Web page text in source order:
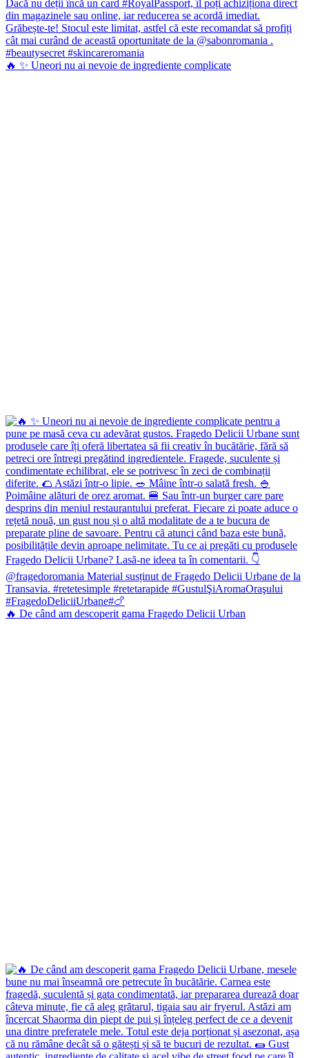
🔥 ✨ Uneori nu ai nevoie de ingrediente complicate
🔥 De când am descoperit gama Fragedo Delicii Urban